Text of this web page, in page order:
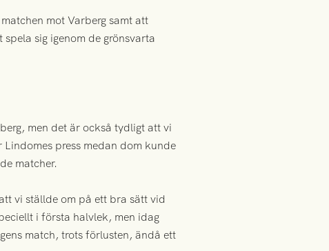
mot Varberg samt att
sig igenom de grönsvarta
men det är också tydligt att vi
press medan dom kunde
matcher.
vi ställde om på ett bra sätt vid
i första halvlek, men idag
match, trots förlusten, ändå ett